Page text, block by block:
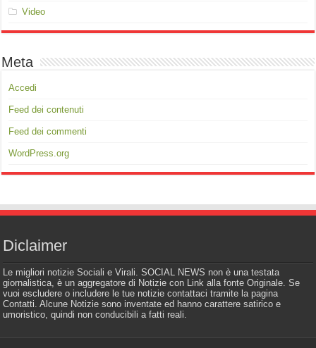
Video
Meta
Accedi
Feed dei contenuti
Feed dei commenti
WordPress.org
Diclaimer
Le migliori notizie Sociali e Virali. SOCIAL NEWS non è una testata
giornalistica, è un aggregatore di Notizie con Link alla fonte Originale. Se
vuoi escludere o includere le tue notizie contattaci tramite la pagina
Contatti. Alcune Notizie sono inventate ed hanno carattere satirico e
umoristico, quindi non conducibili a fatti reali.